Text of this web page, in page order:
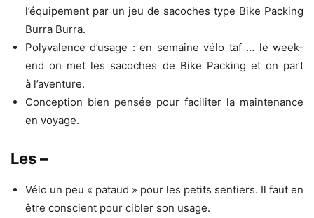
l’équipement par un jeu de sacoches type Bike Packing
Burra Burra.
Polyvalence d’usage : en semaine vélo taf … le week-
end on met les sacoches de Bike Packing et on part
à l’aventure.
Conception bien pensée pour faciliter la maintenance
en voyage.
Les –
Vélo un peu « pataud » pour les petits sentiers. Il faut en
être conscient pour cibler son usage.